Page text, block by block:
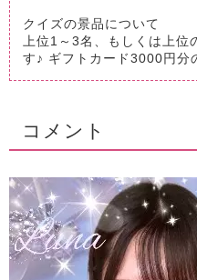
クイズの景品について
上位1～3名、もしくは上位
す♪ ギフトカード3000円分
コメント